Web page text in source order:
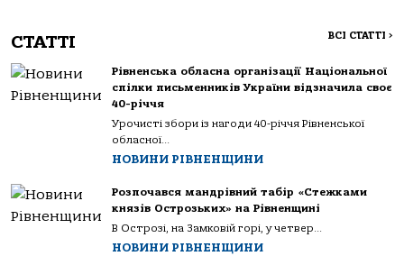
СТАТТІ ВСІ СТАТТІ >
Рівненська обласна організації Національної
спілки письменників України відзначила своє
40-річчя
Урочисті збори із нагоди 40-річчя Рівненської
обласної...
НОВИНИ РІВНЕНЩИНИ
Розпочався мандрівний табір «Стежками
князів Острозьких» на Рівненщині
В Острозі, на Замковій горі, у четвер...
НОВИНИ РІВНЕНЩИНИ